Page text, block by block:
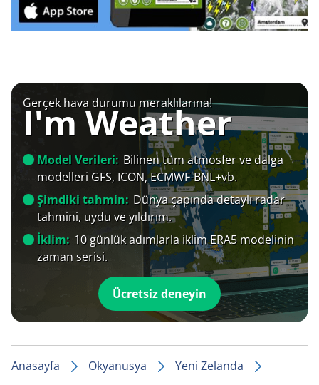
Gerçek hava durumu meraklılarına!
I'm Weather
Model Verileri: Bilinen tüm atmosfer ve dalga
modelleri GFS, ICON, ECMWF-BNL+vb.
Şimdiki tahmin: Dünya çapında detaylı radar
tahmini, uydu ve yıldırım.
İklim: 10 günlük adımlarla iklim ERA5 modelinin
zaman serisi.
Ücretsiz deneyin
Anasayfa Okyanusya
Yeni Zelanda